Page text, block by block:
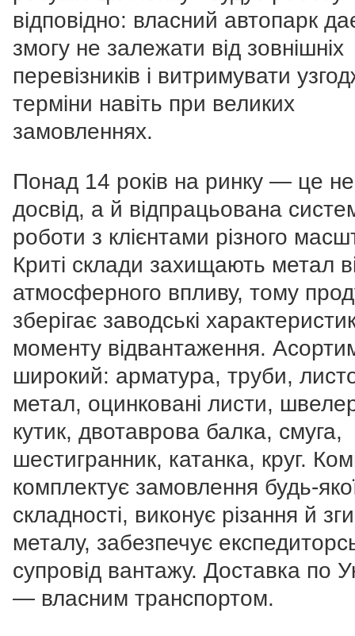
відповідно: власний автопарк
змогу не залежати від зовнішніх
перевізників і витримувати
терміни навіть при великих
замовленнях.
Понад 14 років на ринку — це
досвід, а й відпрацьована
роботи з клієнтами різного
Криті склади захищають метал
атмосферного впливу, тому
зберігає заводські
моменту відвантаження.
широкий: арматура, труби,
метал, оцинковані листи,
кутик, двотаврова балка, смуга,
шестигранник, катанка, круг.
комплектує замовлення будь-
складності, виконує різання й
металу, забезпечує
супровід вантажу. Доставка по
— власним транспортом.